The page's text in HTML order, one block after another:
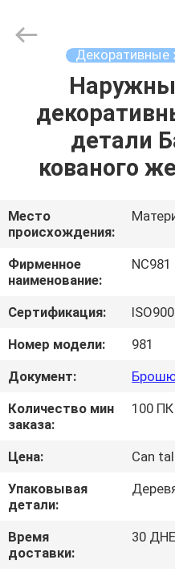
ДОМОЙ
ПРОДУКТЫ
О
НАС
ЭКСКУРСИЯ
ПО
ЗАВОДУ
КОНТРОЛЬ
КАЧЕСТВА
СВЯЖИТЕСЬ
С
НАМИ
Foundry
CO.,LTD.
Декоративные
детали
кованого
Место
происхождения:
Фирменное
наименование:
NC981
Сертификация:
Номер модели:
981
Документ:
Количество мин
заказа:
100 ПК
Цена:
Can
Упаковывая
детали:
Время
доставки:
30